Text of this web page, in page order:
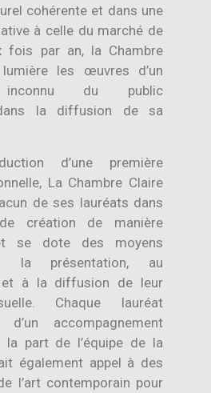
cohérente et dans une
à celle du marché de
fois par an, la Chambre
les œuvres d’un
inconnu du public
dans la diffusion de sa
d’une première
La Chambre Claire
de ses lauréats dans
création de manière
se dote des moyens
la présentation, au
et à la diffusion de leur
Chaque lauréat
accompagnement
la part de l’équipe de la
également appel à des
l’art contemporain pour